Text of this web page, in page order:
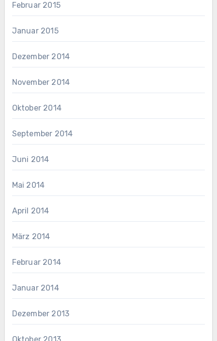
Februar 2015
Januar 2015
Dezember 2014
November 2014
Oktober 2014
September 2014
Juni 2014
Mai 2014
April 2014
März 2014
Februar 2014
Januar 2014
Dezember 2013